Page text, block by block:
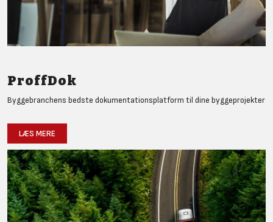
ProffDok
Byggebranchens bedste dokumentationsplatform til dine byggeprojekter
LÆS MERE